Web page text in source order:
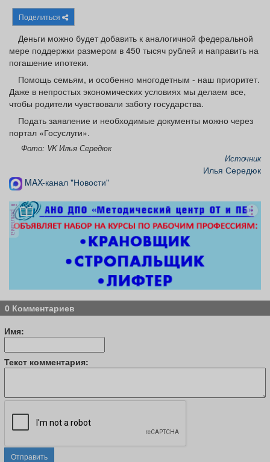
Афиша
Я - пенсионер
Поделиться
Деньги можно будет добавить к аналогичной федеральной
мере поддержки размером в 450 тысяч рублей и направить на
погашение ипотеки.
Помощь семьям, и особенно многодетным - наш приоритет.
Даже в непростых экономических условиях мы делаем все,
чтобы родители чувствовали заботу государства.
Подать заявление и необходимые документы можно через
портал «Госуслуги».
Фото: VK Илья Середюк
Источник
Илья Середюк
MAX-канал "Новости"
реклама
0 Комментариев
Имя:
Текст комментария:
Отправить